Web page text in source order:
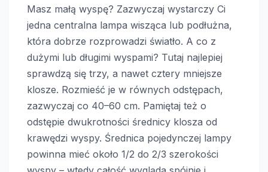
Masz małą wyspę? Zazwyczaj wystarczy Ci
jedna centralna lampa wisząca lub podłużna,
która dobrze rozprowadzi światło. A co z
dużymi lub długimi wyspami? Tutaj najlepiej
sprawdzą się trzy, a nawet cztery mniejsze
klosze. Rozmieść je w równych odstępach,
zazwyczaj co 40–60 cm. Pamiętaj też o
odstępie dwukrotności średnicy klosza od
krawędzi wyspy. Średnica pojedynczej lampy
powinna mieć około 1/2 do 2/3 szerokości